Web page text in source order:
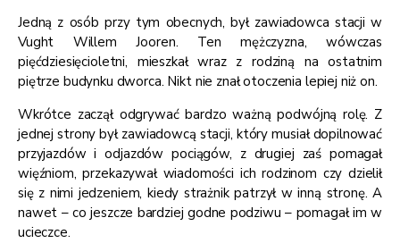
Jedną z osób przy tym obecnych, był zawiadowca stacji w
Vught Willem Jooren. Ten mężczyzna, wówczas
pięćdziesięcioletni, mieszkał wraz z rodziną na ostatnim
piętrze budynku dworca. Nikt nie znał otoczenia lepiej niż on.
Wkrótce zaczął odgrywać bardzo ważną podwójną rolę. Z
jednej strony był zawiadowcą stacji, który musiał dopilnować
przyjazdów i odjazdów pociągów, z drugiej zaś pomagał
więźniom, przekazywał wiadomości ich rodzinom czy dzielił
się z nimi jedzeniem, kiedy strażnik patrzył w inną stronę. A
nawet – co jeszcze bardziej godne podziwu – pomagał im w
ucieczce.